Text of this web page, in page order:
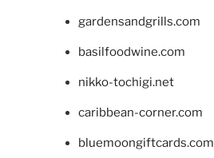
gardensandgrills.com
basilfoodwine.com
nikko-tochigi.net
caribbean-corner.com
bluemoongiftcards.com